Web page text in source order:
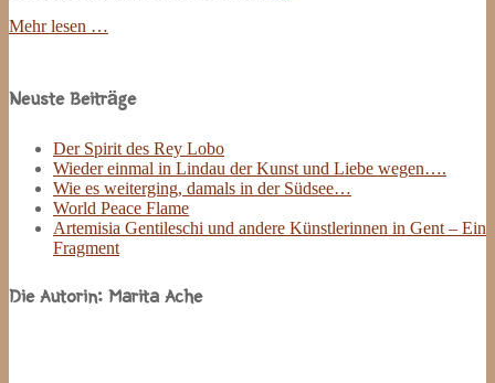
Mehr lesen …
Neuste Beiträge
Der Spirit des Rey Lobo
Wieder einmal in Lindau der Kunst und Liebe wegen….
Wie es weiterging, damals in der Südsee…
World Peace Flame
Artemisia Gentileschi und andere Künstlerinnen in Gent – Ein
Fragment
Die Autorin: Marita Ache